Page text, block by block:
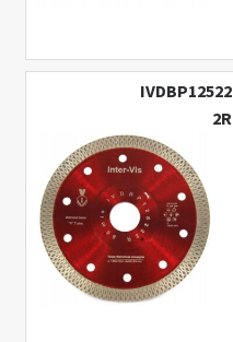
IVDBP12522
2R